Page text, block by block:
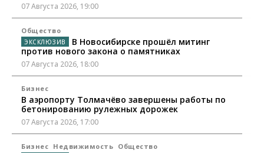
07 Августа 2026, 19:00
Общество
В Новосибирске прошёл митинг
против нового закона о памятниках
07 Августа 2026, 18:00
Бизнес
В аэропорту Толмачёво завершены работы по
бетонированию рулежных дорожек
07 Августа 2026, 17:00
Бизнес Недвижимость Общество